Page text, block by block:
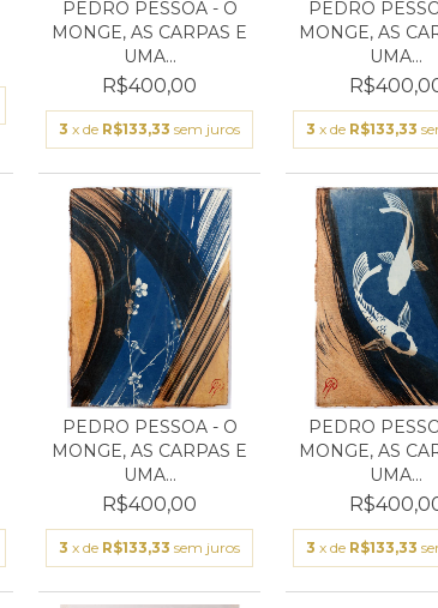
PEDRO PESSOA - O
MONGE, AS CARPAS E
UMA...
R$400,00
3 x de R$133,33 sem juros
PEDRO
MONGE, AS
UMA...
3 x de R$133,33
PEDRO PESSOA - O
MONGE, AS CARPAS E
UMA...
R$400,00
3 x de R$133,33 sem juros
PEDRO
MONGE, AS
UMA...
3 x de R$133,33